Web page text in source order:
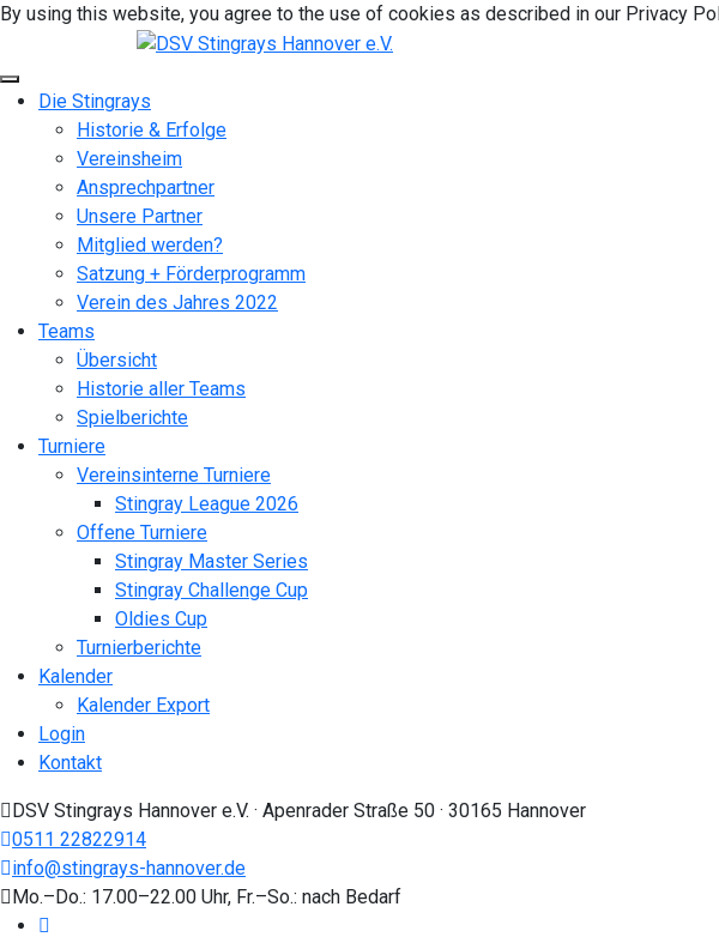
By using this website, you agree to the use of cookies as described in our Privacy
Die Stingrays
Historie & Erfolge
Vereinsheim
Ansprechpartner
Unsere Partner
Mitglied werden?
Satzung + Förderprogramm
Verein des Jahres 2022
Teams
Übersicht
Historie aller Teams
Spielberichte
Turniere
Vereinsinterne Turniere
Stingray League 2026
Offene Turniere
Stingray Master Series
Stingray Challenge Cup
Oldies Cup
Turnierberichte
Kalender
Kalender Export
Login
Kontakt
DSV Stingrays Hannover e.V. · Apenrader Straße 50 · 30165 Hannover
0511 22822914
info@stingrays-hannover.de
Mo.–Do.: 17.00–22.00 Uhr, Fr.–So.: nach Bedarf